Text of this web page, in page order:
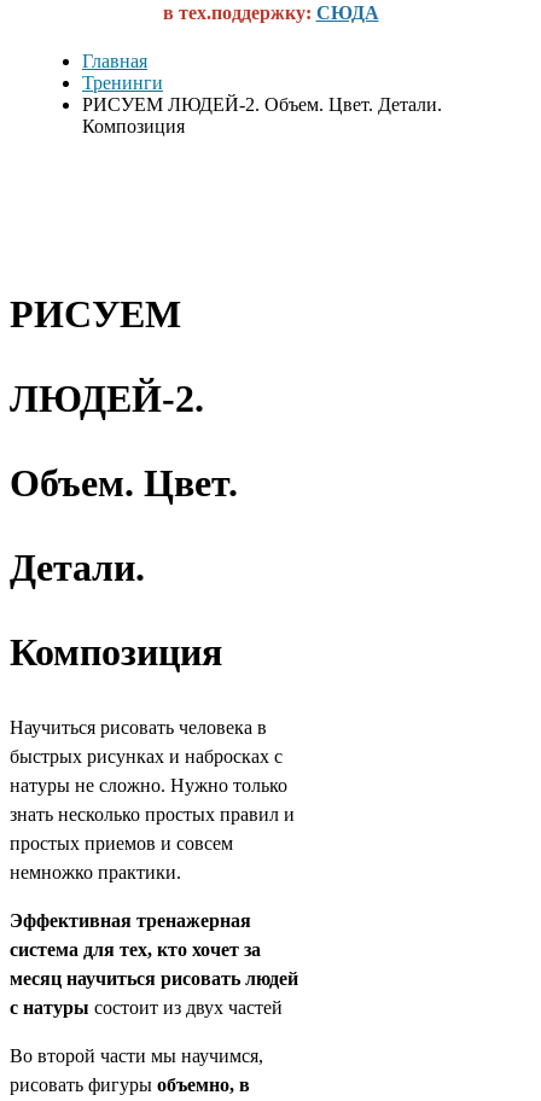
в тех.поддержку: СЮДА
Главная
Тренинги
РИСУЕМ ЛЮДЕЙ-2. Объем. Цвет. Детали.
Композиция
РИСУЕМ
ЛЮДЕЙ-2.
Объем. Цвет.
Детали.
Композиция
Научиться рисовать человека в
быстрых рисунках и набросках с
натуры не сложно. Нужно только
знать несколько простых правил и
простых приемов и совсем
немножко практики.
Эффективная тренажерная
система для тех, кто хочет за
месяц научиться рисовать людей
с натуры состоит из двух частей
Во второй части мы научимся,
рисовать фигуры объемно, в